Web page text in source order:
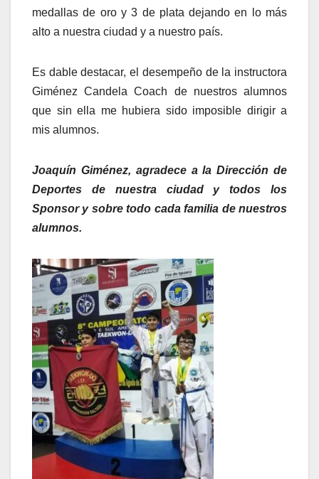
medallas de oro y 3 de plata dejando en lo más
alto a nuestra ciudad y a nuestro país.
Es dable destacar, el desempeño de la instructora
Giménez Candela Coach de nuestros alumnos
que sin ella me hubiera sido imposible dirigir a
mis alumnos.
Joaquín Giménez, agradece a la Dirección de
Deportes de nuestra ciudad y todos los
Sponsor y sobre todo cada familia de nuestros
alumnos.